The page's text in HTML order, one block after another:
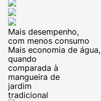
Mais desempenho,
com menos consumo
Mais economia de água,
quando
comparada à
mangueira de
jardim
tradicional